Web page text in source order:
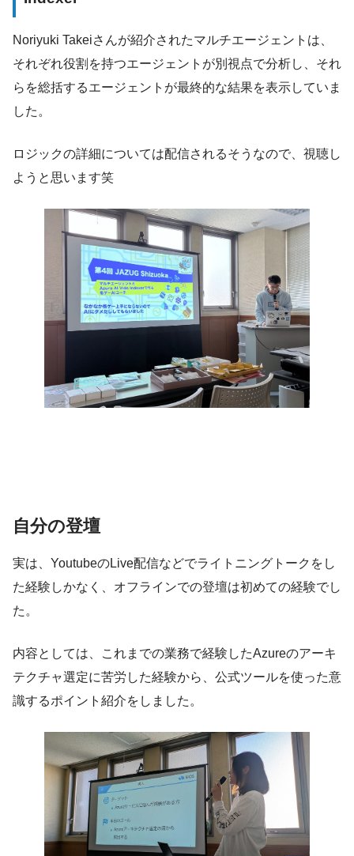
Noriyuki Takeiさんが紹介されたマルチエージェントは、
それぞれ役割を持つエージェントが別視点で分析し、それ
らを総括するエージェントが最終的な結果を表示していま
した。
ロジックの詳細については配信されるそうなので、視聴し
ようと思います笑
自分の登壇
実は、YoutubeのLive配信などでライトニングトークをし
た経験しかなく、オフラインでの登壇は初めての経験でし
た。
内容としては、これまでの業務で経験したAzureのアーキ
テクチャ選定に苦労した経験から、公式ツールを使った意
識するポイント紹介をしました。